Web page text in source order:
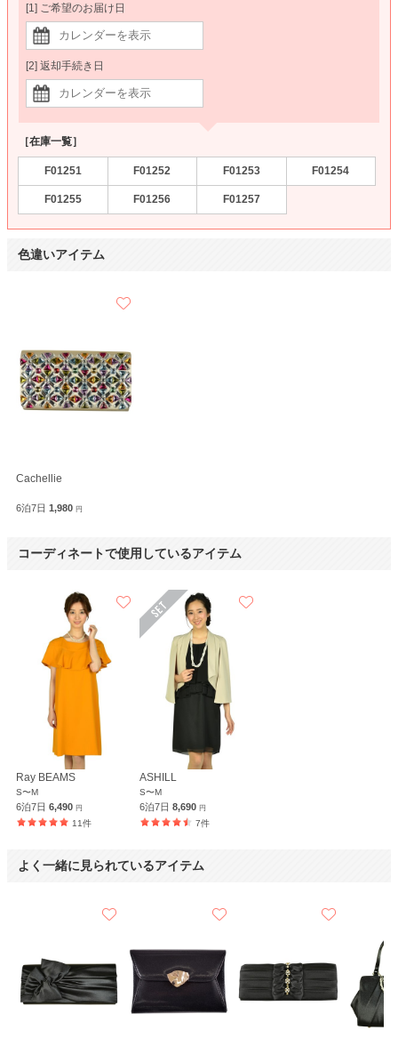
[1] ご希望のお届け日
[2] 返却手続き日
［在庫一覧］
F01251 F01252 F01253 F01254
F01255 F01256 F01257
色違いアイテム
Cachellie
6泊7日 1,980 円
コーディネートで使用しているアイテム
Ray BEAMS
S〜M
6泊7日 6,490 円
11件
ASHILL
S〜M
6泊7日 8,690 円
7件
よく一緒に見られているアイテム